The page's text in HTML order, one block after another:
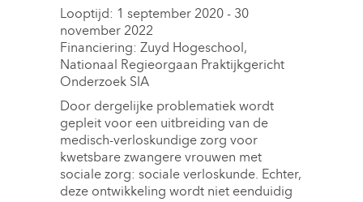
Looptijd: 1 september 2020 - 30
november 2022
Financiering: Zuyd Hogeschool,
Nationaal Regieorgaan Praktijkgericht
Onderzoek SIA
Door dergelijke problematiek wordt
gepleit voor een uitbreiding van de
medisch-verloskundige zorg voor
kwetsbare zwangere vrouwen met
sociale zorg: sociale verloskunde. Echter,
deze ontwikkeling wordt niet eenduidig